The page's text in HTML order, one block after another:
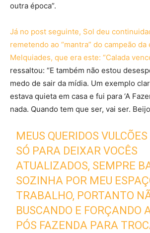
outra época”.
Já no post seguinte, Sol deu
remetendo ao “mantra” do campeão da
Melquiades, que era este: “Calada
ressaltou: “E também não estou
medo de sair da mídia. Um exemplo
estava quieta em casa e fui para ‘A
nada. Quando tem que ser, vai ser.
MEUS QUERIDOS
SÓ PARA DEIXAR VOCÊS
ATUALIZADOS, SEMPRE
SOZINHA POR MEU
TRABALHO, PORTANTO
BUSCANDO E FORÇANDO
PÓS FAZENDA PARA